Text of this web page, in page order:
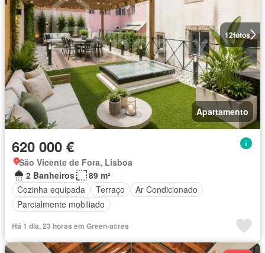
12fotos
Apartamento
620 000 €
São Vicente de Fora, Lisboa
2 Banheiros
89 m²
Cozinha equipada
Terraço
Ar Condicionado
Parcialmente mobiliado
Há 1 dia, 23 horas em Green-acres